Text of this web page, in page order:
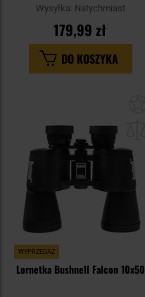
Wysyłka: Natychmiast
179,99 zł
DO KOSZYKA
WYPRZEDAŻ
Lornetka Bushnell Falcon 10x50